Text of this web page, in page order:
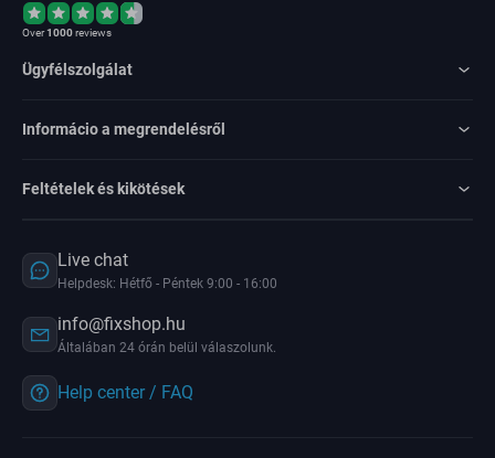
Over1000reviews
Ügyfélszolgálat
Informácio a megrendelésről
Feltételek és kikötések
Live chat
Helpdesk: Hétfő - Péntek 9:00 - 16:00
info@fixshop.hu
Általában 24 órán belül válaszolunk.
Help center / FAQ